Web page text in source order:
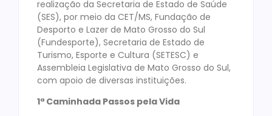
realização da Secretaria de Estado de Saúde
(SES), por meio da CET/MS, Fundação de
Desporto e Lazer de Mato Grosso do Sul
(Fundesporte), Secretaria de Estado de
Turismo, Esporte e Cultura (SETESC) e
Assembleia Legislativa de Mato Grosso do Sul,
com apoio de diversas instituições.
1ª Caminhada Passos pela Vida